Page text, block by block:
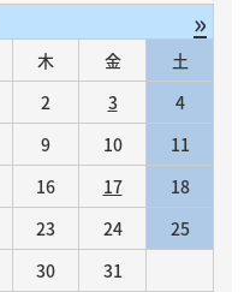
»
木 金
土
2 3
4
9 10
11
16 17
18
23 24
25
30 31